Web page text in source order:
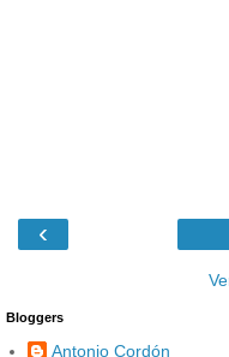
‹
Bloggers
Antonio Cordón